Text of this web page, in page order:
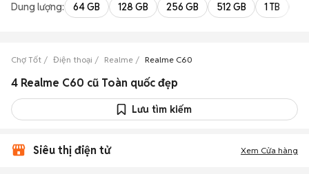
Dung lượng: 64 GB 128 GB 256 GB 512 GB 1 TB
Chợ Tốt Điện thoại Realme Realme C60
4 Realme C60 cũ Toàn quốc đẹp
Lưu tìm kiếm
Siêu thị điện tử Xem Cửa hàng